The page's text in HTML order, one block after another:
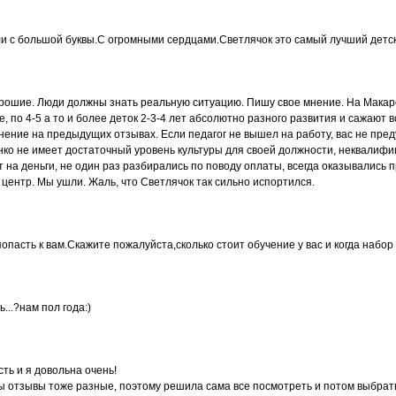
большой буквы.С огромными сердцами.Светлячок это самый лучший
Люди должны знать реальную ситуацию. Пишу свое мнение. На
4-5 а то и более деток 2-3-4 лет абсолютно разного развития и сажают
на предыдущих отзывах. Если педагог не вышел на работу, вас не
не имеет достаточный уровень культуры для своей должности,
деньги, не один раз разбирались по поводу оплаты, всегда
Мы ушли. Жаль, что Светлячок так сильно испортился.
к вам.Скажите пожалуйста,сколько стоит обучение у вас и когда набор
пол года:)
и я довольна очень!
отзывы тоже разные, поэтому решила сама все посмотреть и потом